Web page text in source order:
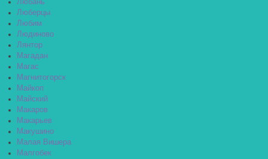
Любань
Люберцы
Любим
Людиново
Лянтор
Магадан
Магас
Магнитогорск
Майкоп
Майский
Макаров
Макарьев
Макушино
Малая Вишера
Малгобек